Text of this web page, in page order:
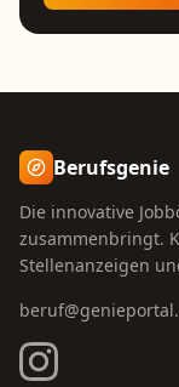
Berufsgenie
Die innovative
zusammenbringt.
Stellenanzeigen